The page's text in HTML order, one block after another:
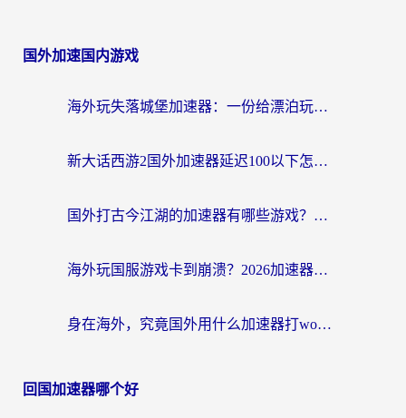
国外加速国内游戏
海外玩失落城堡加速器：一份给漂泊玩家的网络自救指南
新大话西游2国外加速器延迟100以下怎么办？海外党实测有效的低延迟指南
国外打古今江湖的加速器有哪些游戏？一个海外玩家的终极选择指南
海外玩国服游戏卡到崩溃？2026加速器免费推荐+实用指南（亲测有效）
身在海外，究竟国外用什么加速器打wow好？
回国加速器哪个好